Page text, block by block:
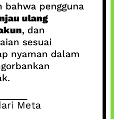
bahwa pengguna
ulang
, dan
sesuai
nyaman dalam
Meta